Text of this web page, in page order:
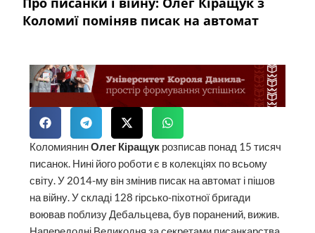
Коломиї поміняв писак на автомат
КоломиянинОлег Кіращук розписав понад 15 тисяч
писанок. Нині його роботи є в колекціях по всьому
світу. У 2014-му він змінив писак на автомат і пішов
на війну. У складі 128 гірсько-піхотної бригади
воював поблизу Дебальцева, був поранений, вижив.